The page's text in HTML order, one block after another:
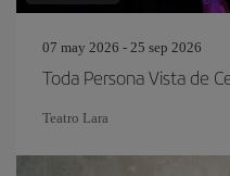
07 may 2026 - 25 sep 2026
Toda Persona Vista de
Teatro Lara